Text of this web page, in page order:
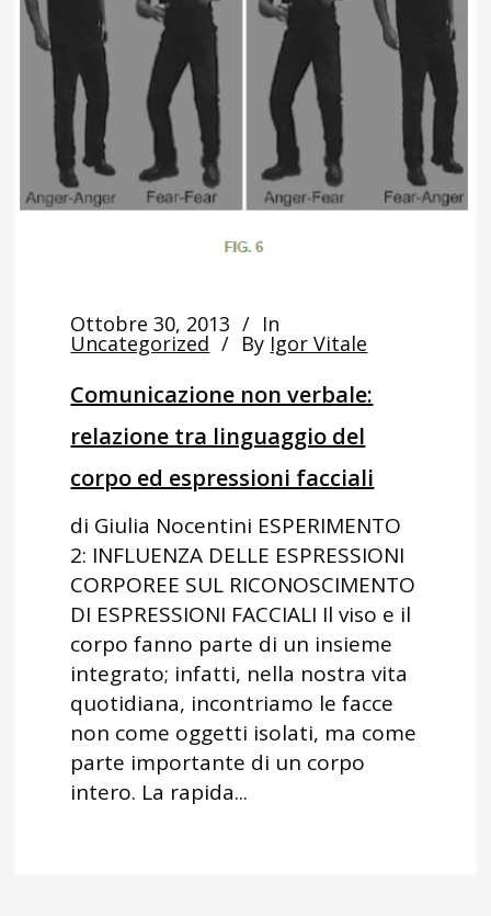
Ottobre 30, 2013 In
Uncategorized By Igor Vitale
Comunicazione non verbale:
relazione tra linguaggio del
corpo ed espressioni facciali
di Giulia Nocentini ESPERIMENTO
2: INFLUENZA DELLE ESPRESSIONI
CORPOREE SUL RICONOSCIMENTO
DI ESPRESSIONI FACCIALI Il viso e il
corpo fanno parte di un insieme
integrato; infatti, nella nostra vita
quotidiana, incontriamo le facce
non come oggetti isolati, ma come
parte importante di un corpo
intero. La rapida...